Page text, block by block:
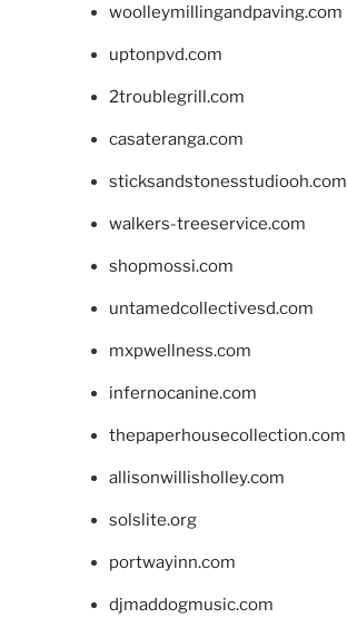
woolleymillingandpaving.com
uptonpvd.com
2troublegrill.com
casateranga.com
sticksandstonesstudiooh.com
walkers-treeservice.com
shopmossi.com
untamedcollectivesd.com
mxpwellness.com
infernocanine.com
thepaperhousecollection.com
allisonwillisholley.com
solslite.org
portwayinn.com
djmaddogmusic.com